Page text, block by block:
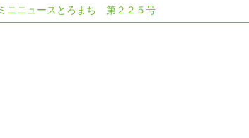
ニニュースとろまち 第２２５号